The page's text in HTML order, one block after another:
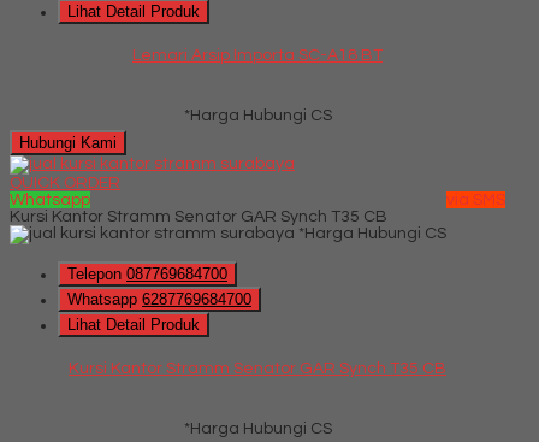
Lihat Detail Produk
Lemari Arsip Importa SC-A18 BT
*Harga Hubungi CS
Hubungi Kami
QUICK ORDER
Whatsapp
via SMS
Kursi Kantor Stramm Senator GAR Synch T35 CB
*Harga Hubungi CS
Telepon 087769684700
Whatsapp 6287769684700
Lihat Detail Produk
Kursi Kantor Stramm Senator GAR Synch T35 CB
*Harga Hubungi CS